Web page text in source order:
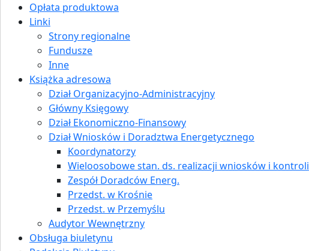
Opłata produktowa
Linki
Strony regionalne
Fundusze
Inne
Książka adresowa
Dział Organizacyjno-Administracyjny
Główny Księgowy
Dział Ekonomiczno-Finansowy
Dział Wniosków i Doradztwa Energetycznego
Koordynatorzy
Wieloosobowe stan. ds. realizacji wniosków i kontroli
Zespół Doradców Energ.
Przedst. w Krośnie
Przedst. w Przemyślu
Audytor Wewnętrzny
Obsługa biuletynu